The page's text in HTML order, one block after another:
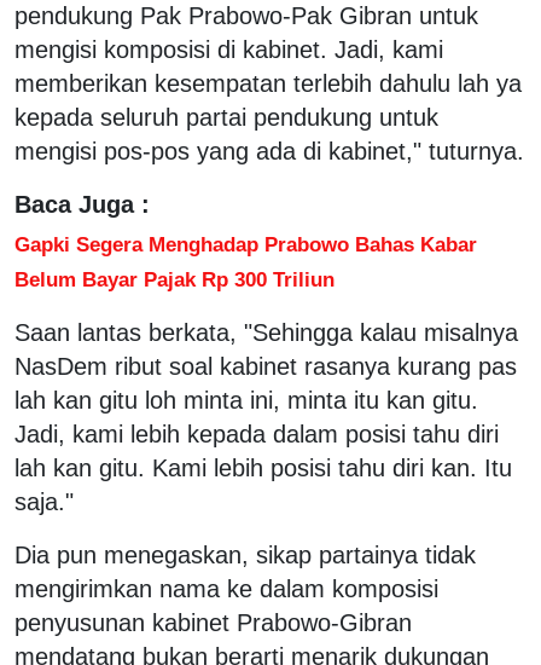
pendukung Pak Prabowo-Pak Gibran untuk
mengisi komposisi di kabinet. Jadi, kami
memberikan kesempatan terlebih dahulu lah ya
kepada seluruh partai pendukung untuk
mengisi pos-pos yang ada di kabinet," tuturnya.
Baca Juga :
Gapki Segera Menghadap Prabowo Bahas Kabar
Belum Bayar Pajak Rp 300 Triliun
Saan lantas berkata, "Sehingga kalau misalnya
NasDem ribut soal kabinet rasanya kurang pas
lah kan gitu loh minta ini, minta itu kan gitu.
Jadi, kami lebih kepada dalam posisi tahu diri
lah kan gitu. Kami lebih posisi tahu diri kan. Itu
saja."
Dia pun menegaskan, sikap partainya tidak
mengirimkan nama ke dalam komposisi
penyusunan kabinet Prabowo-Gibran
mendatang bukan berarti menarik dukungan